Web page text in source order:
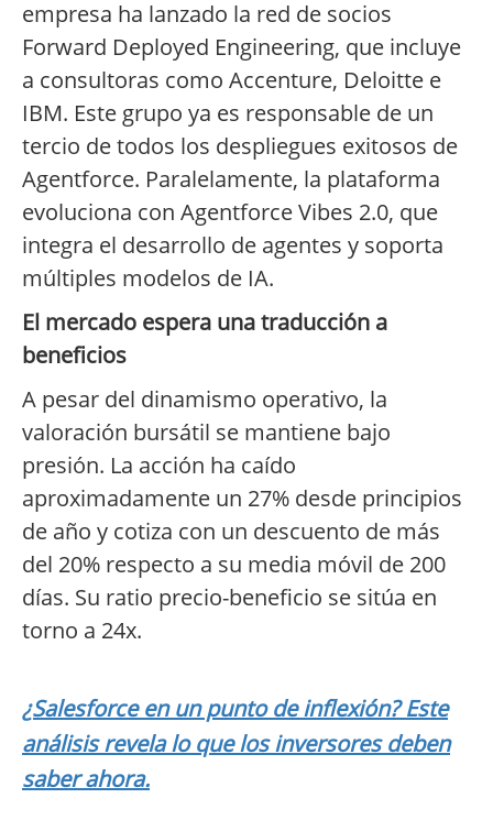
empresa ha lanzado la red de socios
Forward Deployed Engineering, que incluye
a consultoras como Accenture, Deloitte e
IBM. Este grupo ya es responsable de un
tercio de todos los despliegues exitosos de
Agentforce. Paralelamente, la plataforma
evoluciona con Agentforce Vibes 2.0, que
integra el desarrollo de agentes y soporta
múltiples modelos de IA.
El mercado espera una traducción a
beneficios
A pesar del dinamismo operativo, la
valoración bursátil se mantiene bajo
presión. La acción ha caído
aproximadamente un 27% desde principios
de año y cotiza con un descuento de más
del 20% respecto a su media móvil de 200
días. Su ratio precio-beneficio se sitúa en
torno a 24x.
¿Salesforce en un punto de inflexión? Este
análisis revela lo que los inversores deben
saber ahora.